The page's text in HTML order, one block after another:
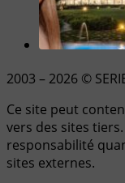
2003 – 2026 ©
Ce site peut
vers des sites
responsabilité
sites externes.